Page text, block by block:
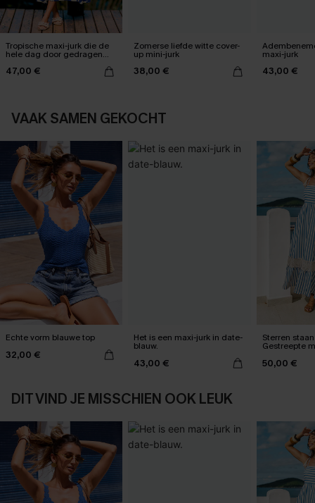
Tropische maxi-jurk die de
hele dag door gedragen
kan worden
47,00 €
Zomerse liefde witte cover-
up mini-jurk
38,00 €
maxi-jurk
43,00 €
VAAK SAMEN GEKOCHT
Echte vorm blauwe top
32,00 €
Het is een maxi-jurk in date-
blauw.
43,00 €
Sterren
Gestreepte
50,00 €
DIT VIND JE MISSCHIEN OOK LEUK